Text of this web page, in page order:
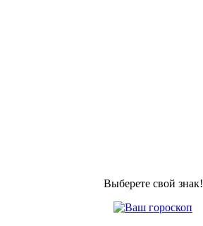
Выберете свой знак!